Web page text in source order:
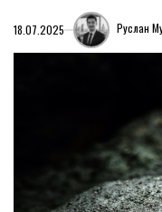
18.07.2025 Руслан